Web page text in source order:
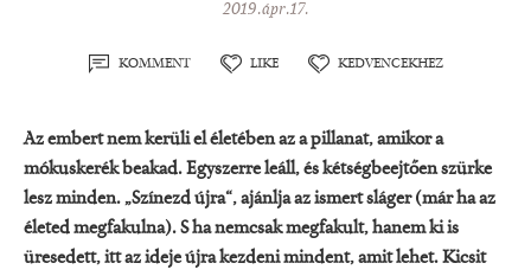
2019.ápr.17.
KOMMENT LIKE KEDVENCEKHEZ
Az embert nem kerüli el életében az a pillanat, amikor a
mókuskerék beakad. Egyszerre leáll, és kétségbeejtően szürke
lesz minden. „Színezd újra“, ajánlja az ismert sláger (már ha az
életed megfakulna). S ha nemcsak megfakult, hanem ki is
üresedett, itt az ideje újra kezdeni mindent, amit lehet. Kicsit